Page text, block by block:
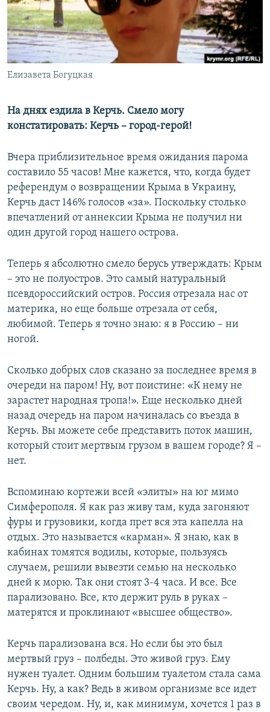
ПОБЕДИТЕЛЕЙ НЕ СУДЯТ?
КРЫМ.НЕПОКОРЕННЫЙ
ELIFBE
УКРАИНСКАЯ ПРОБЛЕМА КРЫМА
ПРИСОЕДИНЯЙТЕСЬ!
Елизавета Богуцкая
На днях ездила в Керчь. Смело могу
констатировать: Керчь – город-герой!
Вчера приблизительное время ожидания парома
составило 55 часов! Мне кажется, что, когда будет
референдум о возвращении Крыма в Украину,
Керчь даст 146% голосов «за». Поскольку столько
впечатлений от аннексии Крыма не получил ни
один другой город нашего острова.
Теперь я абсолютно смело берусь утверждать: Крым
– это не полуостров. Это самый натуральный
псевдороссийский остров. Россия отрезала нас от
материка, но еще больше отрезала от себя,
любимой. Теперь я точно знаю: я в Россию – ни
ногой.
Сколько добрых слов сказано за последнее время в
очереди на паром! Ну, вот поистине: «К нему не
зарастет народная тропа!». Еще несколько дней
назад очередь на паром начиналась со въезда в
Керчь. Вы можете себе представить поток машин,
который стоит мертвым грузом в вашем городе? Я –
нет.
Вспоминаю кортежи всей «элиты» на юг мимо
Симферополя. Я как раз живу там, куда загоняют
фуры и грузовики, когда прет вся эта капелла на
отдых. Это называется «карман». Я знаю, как в
кабинах томятся водилы, которые, пользуясь
случаем, решили вывезти семью на несколько
дней к морю. Так они стоят 3-4 часа. И все. Все
парализовано. Все, кто держит руль в руках –
матерятся и проклинают «высшее общество».
Керчь парализована вся. Но если бы это был
мертвый груз – полбеды. Это живой груз. Ему
нужен туалет. Одним большим туалетом стала сама
Керчь. Ну, а как? Ведь в живом организме все идет
своим чередом. Ну, и, как минимум, хочется 1 раз в